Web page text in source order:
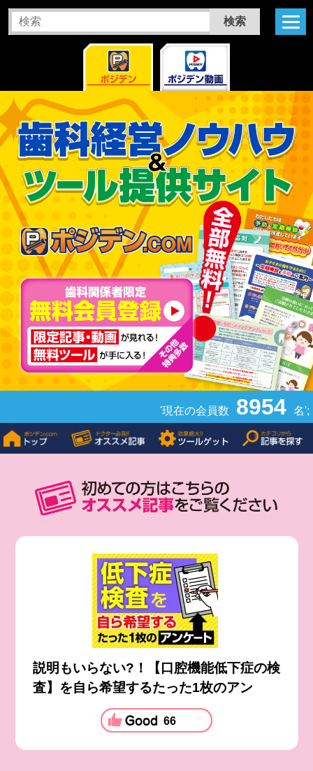
'現在の会員数 8954 名';
説明もいらない?！【口腔機能低下症の検
査】を自ら希望するたった1枚のアン
66